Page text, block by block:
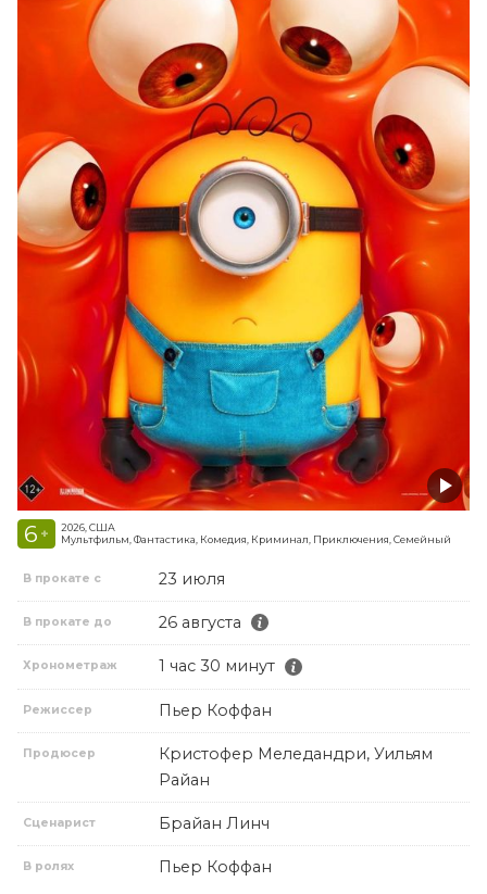
6 +
2026, США
Мультфильм, Фантастика, Комедия, Криминал, Приключения, Семейный
В прокате с 23 июля
В прокате до 26 августа
Хронометраж 1 час 30 минут
Режиссер Пьер Коффан
Продюсер
Кристофер Меледандри, Уильям
Райан
Сценарист Брайан Линч
В ролях Пьер Коффан